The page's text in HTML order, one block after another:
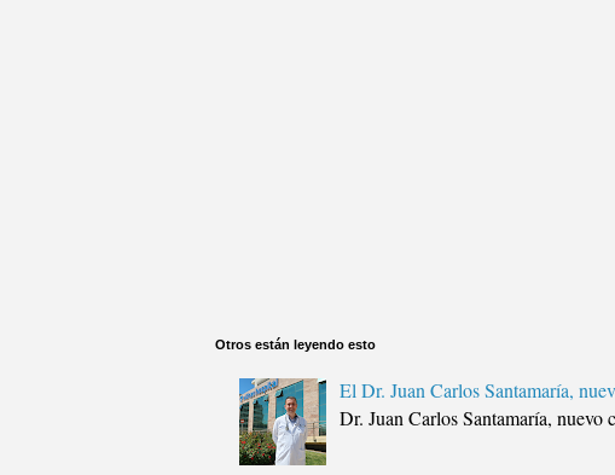
Otros están leyendo esto
El Dr. Juan Carlos Santamaría,
Dr. Juan Carlos Santamaría,